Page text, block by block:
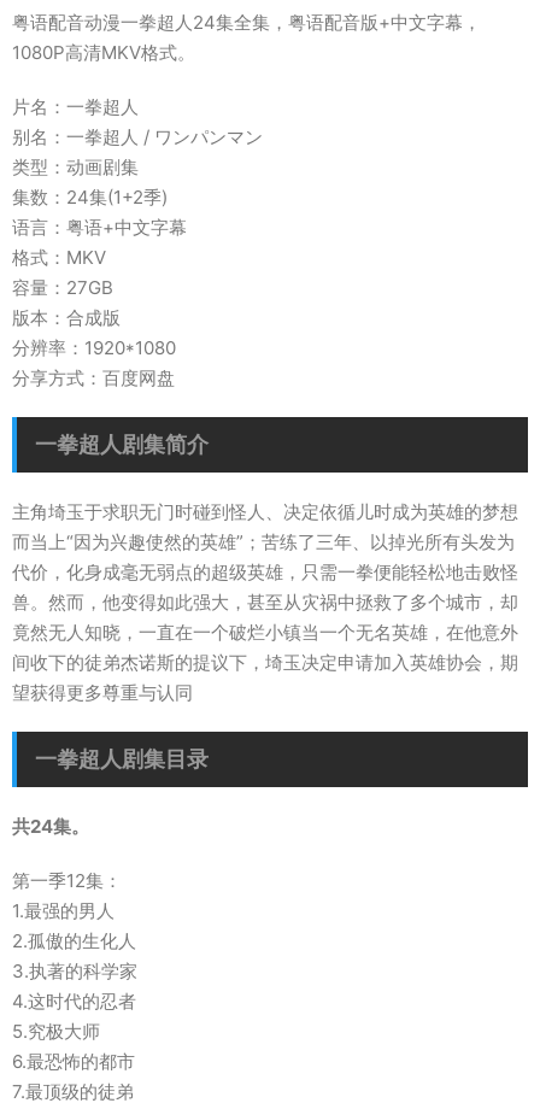
粤语配音动漫一拳超人24集全集，粤语配音版+中文字幕，
1080P高清MKV格式。
片名：一拳超人
别名：一拳超人 / ワンパンマン
类型：动画剧集
集数：24集(1+2季)
语言：粤语+中文字幕
格式：MKV
容量：27GB
版本：合成版
分辨率：1920*1080
分享方式：百度网盘
一拳超人剧集简介
主角埼玉于求职无门时碰到怪人、决定依循儿时成为英雄的梦想
而当上“因为兴趣使然的英雄”；苦练了三年、以掉光所有头发为
代价，化身成毫无弱点的超级英雄，只需一拳便能轻松地击败怪
兽。然而，他变得如此强大，甚至从灾祸中拯救了多个城市，却
竟然无人知晓，一直在一个破烂小镇当一个无名英雄，在他意外
间收下的徒弟杰诺斯的提议下，埼玉决定申请加入英雄协会，期
望获得更多尊重与认同
一拳超人剧集目录
共24集。
第一季12集：
1.最强的男人
2.孤傲的生化人
3.执著的科学家
4.这时代的忍者
5.究极大师
6.最恐怖的都市
7.最顶级的徒弟